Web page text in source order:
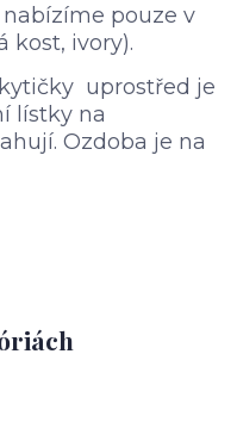
pouze v
kost, ivory).
uprostřed je
lístky na
Ozdoba je na